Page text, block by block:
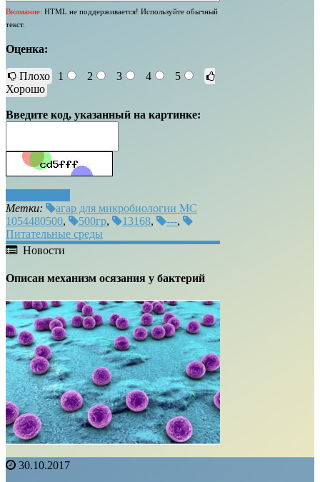
Внимание: HTML не поддерживается! Используйте обычный
текст.
Оценка:
Плохо 1 2 3 4
5
Хорошо
Введите код, указанный на картинке:
Метки:
агар для микробиологии MC
1054480500, 500гр, 13168, ---,
Питательные среды
Новости
Описан механизм осязания у бактерий
30.10.2017